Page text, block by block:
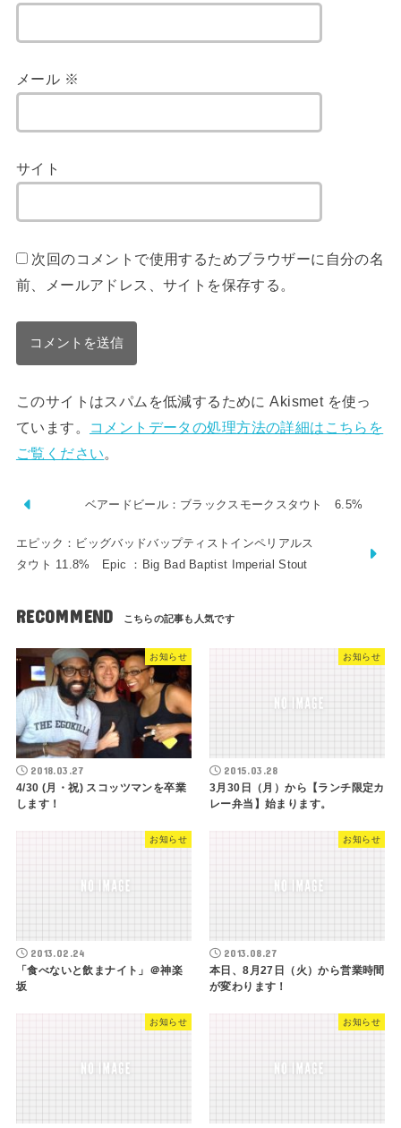
メール ※
サイト
次回のコメントで使用するためブラウザーに自分の名
前、メールアドレス、サイトを保存する。
このサイトはスパムを低減するために Akismet を使っ
ています。
コメントデータの処理方法の詳細はこちらを
ご覧ください。
ベアードビール：ブラックスモークスタウト 6.5%
エピック：ビッグバッドバップティストインペリアルス
タウト 11.8% Epic ：Big Bad Baptist Imperial Stout
RECOMMEND
お知らせ
2018.03.27
4/30 (月・祝) スコッツマンを卒業
します！
お知らせ
2015.03.28
3月30日（月）から【ランチ限定カ
レー弁当】始まります。
お知らせ
2013.02.24
「食べないと飲まナイト」＠神楽
坂
お知らせ
2013.08.27
本日、8月27日（火）から営業時間
が変わります！
お知らせ お知らせ